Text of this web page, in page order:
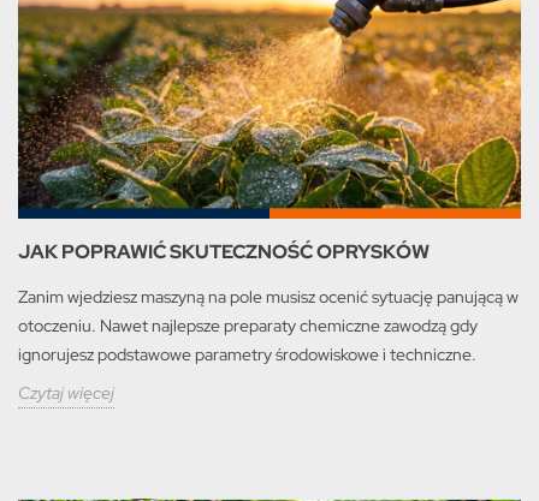
JAK POPRAWIĆ SKUTECZNOŚĆ OPRYSKÓW
Zanim wjedziesz maszyną na pole musisz ocenić sytuację panującą w
otoczeniu. Nawet najlepsze preparaty chemiczne zawodzą gdy
ignorujesz podstawowe parametry środowiskowe i techniczne.
Czytaj więcej